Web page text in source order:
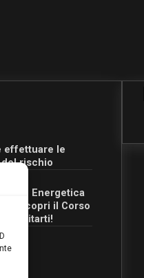
effettuare le
rischio
Energetica
scopri il Corso
abilitarti!